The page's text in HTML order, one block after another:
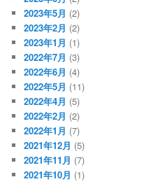
2023年5月 (2)
2023年2月 (2)
2023年1月 (1)
2022年7月 (3)
2022年6月 (4)
2022年5月 (11)
2022年4月 (5)
2022年2月 (2)
2022年1月 (7)
2021年12月 (5)
2021年11月 (7)
2021年10月 (1)